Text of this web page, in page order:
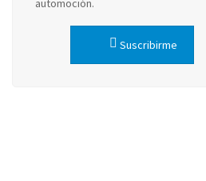
automoción.
Suscribirme